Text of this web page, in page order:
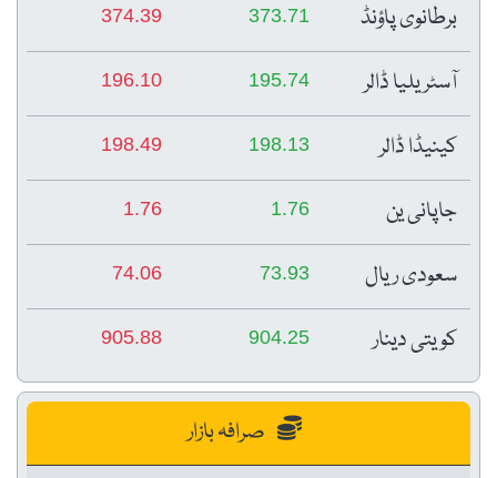
برطانوی پاؤنڈ 373.71
374.39
آسٹریلیا ڈالر 195.74
196.10
کینیڈا ڈالر 198.13
198.49
جاپانی ین 1.76
1.76
سعودی ریال 73.93
74.06
کویتی دینار 904.25
905.88
صرافہ بازار